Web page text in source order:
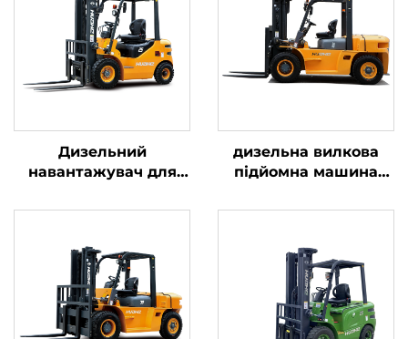
Дизельний
навантажувач для
вантажів масою 2,5
керуванням та
розвантаженням на
висоту до 4 м
дизельна вилкова
підйомна машина
5 тонн, низька ціна,
безпосередньо з
заводу, для
будівництва